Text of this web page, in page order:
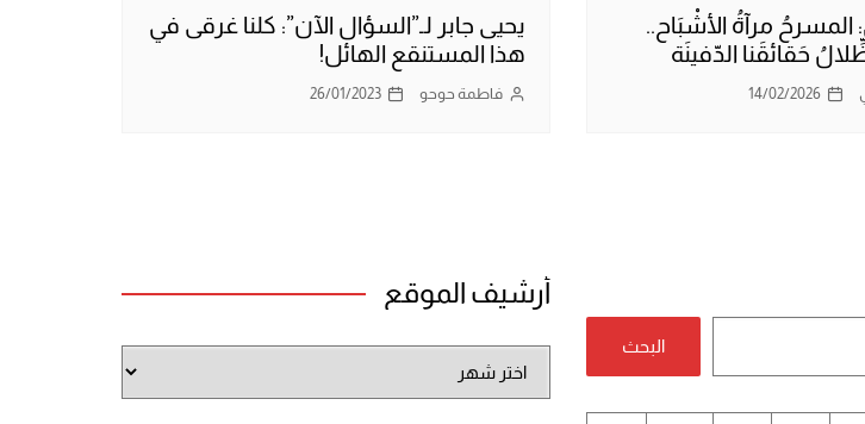
المسرحُ مرآةُ الأشْبَاح..
حَقائقَنا الدّفينَة
14/02/2026
يحيى جابر لـ”السؤال الآن”: كلنا غرقى في
هذا المستنقع الهائل!
فاطمة حوحو 26/01/2023
البحث
أرشيف الموقع
الموقع